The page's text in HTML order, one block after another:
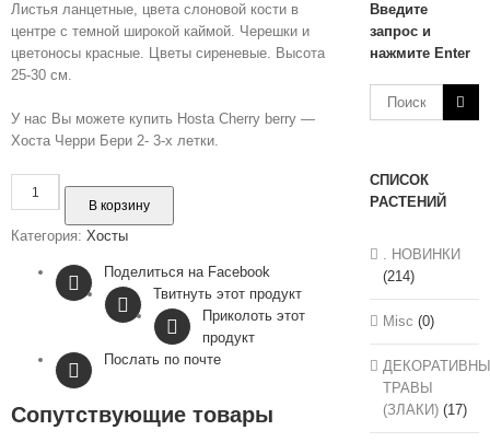
Листья ланцетные, цвета слоновой кости в
центре с темной широкой каймой. Черешки и
цветоносы красные. Цветы сиреневые. Высота
25-30 см.
У нас Вы можете купить Hosta Cherry berry —
Хоста Черри Бери 2- 3-х летки.
Количество
Hosta
Cherry
В корзину
Категория: Хосты
Поделиться на Facebook
Твитнуть этот продукт
Приколоть этот
продукт
Послать по почте
Сопутствующие товары
Введите
запрос и
нажмите Enter
СПИСОК
РАСТЕНИЙ
. НОВИНКИ
(214)
Misc (0)
ТРАВЫ
(ЗЛАКИ) (17)